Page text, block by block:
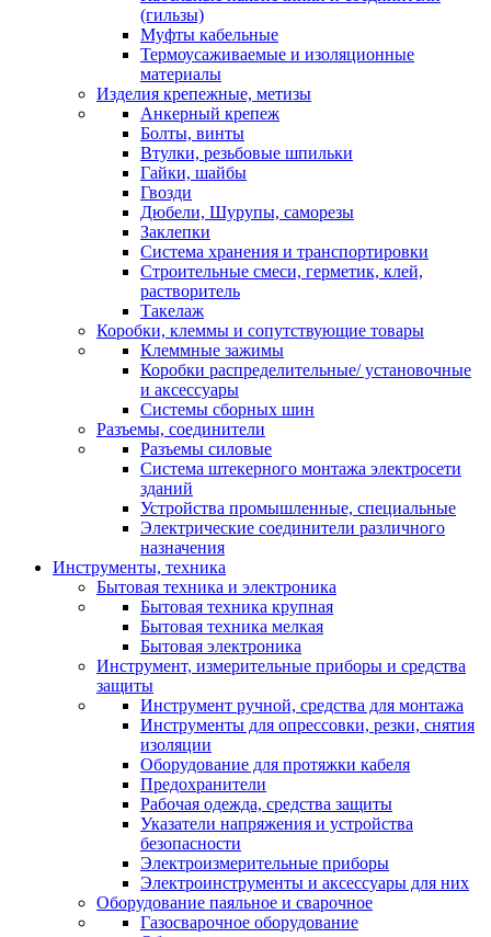
(гильзы)
Муфты кабельные
Термоусаживаемые и изоляционные
материалы
Изделия крепежные, метизы
Анкерный крепеж
Болты, винты
Втулки, резьбовые шпильки
Гайки, шайбы
Гвозди
Дюбели, Шурупы, саморезы
Заклепки
Система хранения и транспортировки
Строительные смеси, герметик, клей,
растворитель
Такелаж
Коробки, клеммы и сопутствующие товары
Клеммные зажимы
Коробки распределительные/ установочные
и аксессуары
Системы сборных шин
Разъемы, соединители
Разъемы силовые
Система штекерного монтажа электросети
зданий
Устройства промышленные, специальные
Электрические соединители различного
назначения
Инструменты, техника
Бытовая техника и электроника
Бытовая техника крупная
Бытовая техника мелкая
Бытовая электроника
Инструмент, измерительные приборы и средства
защиты
Инструмент ручной, средства для монтажа
Инструменты для опрессовки, резки, снятия
изоляции
Оборудование для протяжки кабеля
Предохранители
Рабочая одежда, средства защиты
Указатели напряжения и устройства
безопасности
Электроизмерительные приборы
Электроинструменты и аксессуары для них
Оборудование паяльное и сварочное
Газосварочное оборудование